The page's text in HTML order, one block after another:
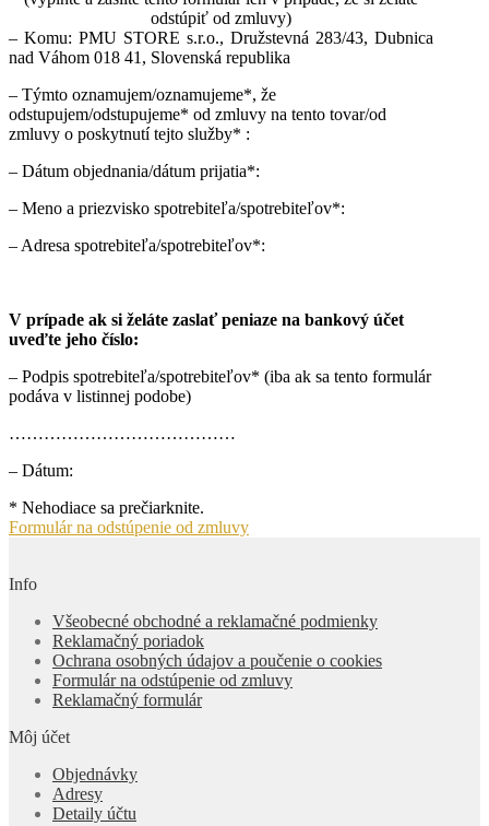
odstúpiť od zmluvy)
– Komu: PMU STORE s.r.o., Družstevná 283/43, Dubnica
nad Váhom 018 41, Slovenská republika
– Týmto oznamujem/oznamujeme*, že
odstupujem/odstupujeme* od zmluvy na tento tovar/od
zmluvy o poskytnutí tejto služby* :
– Dátum objednania/dátum prijatia*:
– Meno a priezvisko spotrebiteľa/spotrebiteľov*:
– Adresa spotrebiteľa/spotrebiteľov*:
V prípade ak si želáte zaslať peniaze na bankový účet
uveďte jeho číslo:
– Podpis spotrebiteľa/spotrebiteľov* (iba ak sa tento formulár
podáva v listinnej podobe)
…………………………………
– Dátum:
* Nehodiace sa prečiarknite.
Formulár na odstúpenie od zmluvy
Info
Všeobecné obchodné a reklamačné podmienky
Reklamačný poriadok
Ochrana osobných údajov a poučenie o cookies
Formulár na odstúpenie od zmluvy
Reklamačný formulár
Môj účet
Objednávky
Adresy
Detaily účtu